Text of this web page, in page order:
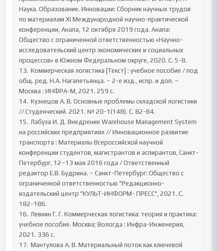
Наука. Образование. Инновации: Сборник научных трудов
по материалам XI Международной научно-практической
конференции, Анапа, 12 октября 2019 года. Анапа:
Общество с ограниченной ответственностью «Научно-
исследовательский центр экономических и социальных
процессов» в Южном Федеральном округе, 2020. С. 5-8.
13.	Коммерческая логистика [Текст] : учебное пособие / под
общ. ред. Н.А. Нагапетьянца. – 2-е изд., испр. и доп. –
Москва : ИНФРА-М, 2021. 259 с.
14.	Кузнецов А. В. Основные проблемы складской логистики
// Студенческий. 2021. № 20-1(148). С. 82-84.
15.	Лабуза И. Д. Внедрение Warehouse Management System
на российских предприятиях // Инновационное развитие
транспорта : Материалы Всероссийской научной
конференции студентов, магистрантов и аспирантов, Санкт-
Петербург, 12–13 мая 2016 года / Ответственный
редактор Е.В. Будрина. – Санкт-Петербург: Общество с
ограниченной ответственностью "Редакционно-
издательский центр "КУЛЬТ-ИНФОРМ- ПРЕСС", 2021. С.
182-186.
16.	Левкин Г. Г. Коммерческая логистика: теория и практика:
учебное пособие. Москва; Вологда : Инфра-Инженерия,
2021. 336 с.
17.	Мантулова А. В. Материальный поток как ключевой